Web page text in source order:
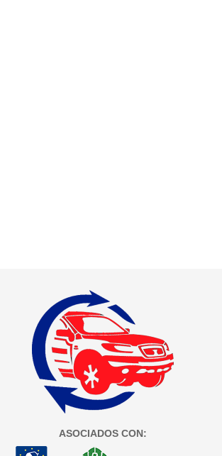
ASOCIADOS CON: